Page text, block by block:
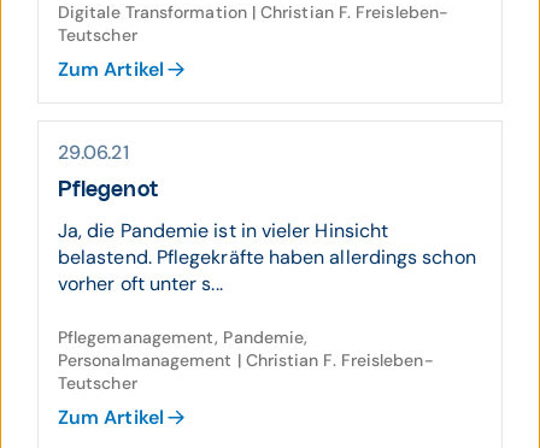
Digitale Transformation | Christian F. Freisleben-
Teutscher
Zum Artikel
29.06.21
Pflegenot
Ja, die Pandemie ist in vieler Hinsicht
belastend. Pflegekräfte haben allerdings schon
vorher oft unter s...
Pflegemanagement, Pandemie,
Personalmanagement | Christian F. Freisleben-
Teutscher
Zum Artikel